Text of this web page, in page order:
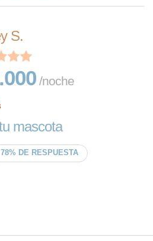
S.
/noche
mascota
78% DE RESPUESTA